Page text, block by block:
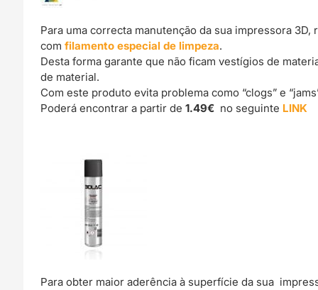
Para uma correcta manutenção da sua impressora
com filamento especial de limpeza.
Desta forma garante que não ficam vestígios de
de material.
Com este produto evita problema como “clogs” e
Poderá encontrar a partir de1.49€ no seguinte LINK
Para obter maior aderência à superfície da sua